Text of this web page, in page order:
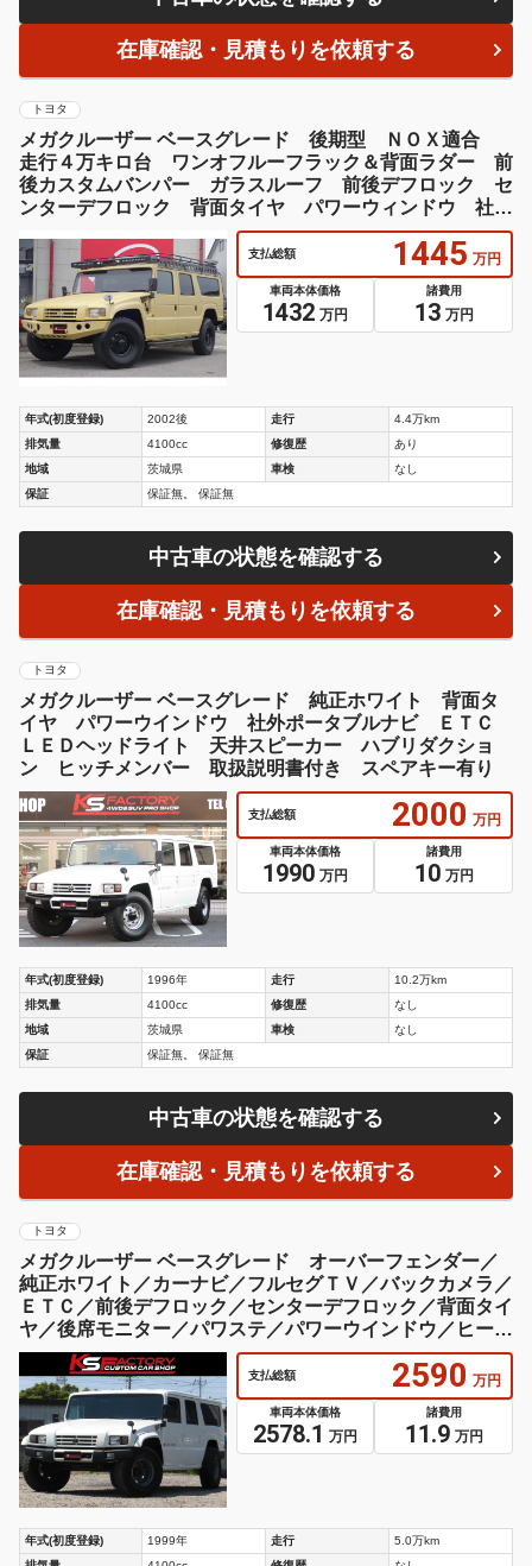
在庫確認・見積もりを依頼する
トヨタ
メガクルーザー ベースグレード 後期型 ＮＯＸ適合
走行４万キロ台 ワンオフルーフラック＆背面ラダー 前
後カスタムバンパー ガラスルーフ 前後デフロック セ
ンターデフロック 背面タイヤ パワーウィンドウ 社外
支払総額 1445 万円
車両本体価格
1432 万円
諸費用
13 万円
年式(初度登録) 2002後 走行
4.4万km
排気量
4100cc 修復歴
あり
地域
茨城県 車検
なし
保証
保証無。 保証無
中古車の状態を確認する
在庫確認・見積もりを依頼する
トヨタ
メガクルーザー ベースグレード 純正ホワイト 背面タ
イヤ パワーウインドウ 社外ポータブルナビ ＥＴＣ
ＬＥＤヘッドライト 天井スピーカー ハブリダクショ
ン ヒッチメンバー 取扱説明書付き スペアキー有り
支払総額 2000 万円
車両本体価格
1990 万円
諸費用
10 万円
年式(初度登録) 1996年 走行
10.2万km
排気量
4100cc 修復歴
なし
地域
茨城県 車検
なし
保証
保証無。 保証無
中古車の状態を確認する
在庫確認・見積もりを依頼する
トヨタ
メガクルーザー ベースグレード オーバーフェンダー／
純正ホワイト／カーナビ／フルセグＴＶ／バックカメラ／
ＥＴＣ／前後デフロック／センターデフロック／背面タイ
ヤ／後席モニター／パワステ／パワーウインドウ／ヒータ
ー／クーラー
支払総額 2590 万円
車両本体価格
2578.1 万円
諸費用
11.9 万円
年式(初度登録) 1999年 走行
5.0万km